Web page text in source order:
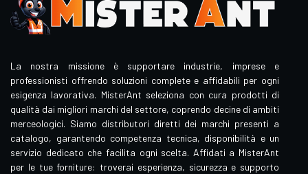
La nostra missione è supportare industrie, imprese e
professionisti offrendo soluzioni complete e affidabili per ogni
esigenza lavorativa. MisterAnt seleziona con cura prodotti di
qualità dai migliori marchi del settore, coprendo decine di ambiti
merceologici. Siamo distributori diretti dei marchi presenti a
catalogo, garantendo competenza tecnica, disponibilità e un
servizio dedicato che facilita ogni scelta. Affidati a MisterAnt
per le tue forniture: troverai esperienza, sicurezza e supporto